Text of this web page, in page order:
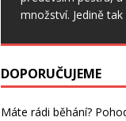
DOPORUČUJEME
Máte rádi běhání?
vám jej udělají ještě